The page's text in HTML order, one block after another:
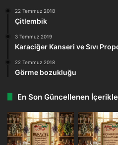
22 Temmuz 2018
Çitlembik
3 Temmuz 2019
Karaciğer Kanseri ve Sıvı
22 Temmuz 2018
Görme bozukluğu
En Son Güncellenen